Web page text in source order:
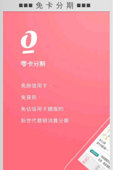
■■■ 免 卡 分 期 ■■■